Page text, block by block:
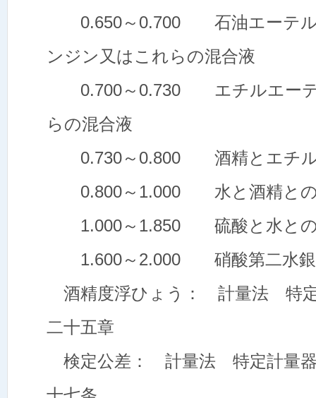
0.650～0.700 石油エーテル
ンジン又はこれらの混合液
0.700～0.730 エチルエーテ
らの混合液
0.730～0.800 酒精とエチル
0.800～1.000 水と酒精との
1.000～1.850 硫酸と水との
1.600～2.000 硝酸第二水銀
酒精度浮ひょう： 計量法 特
二十五章
検定公差： 計量法 特定計量